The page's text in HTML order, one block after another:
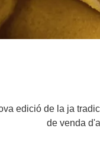
edició de la ja
de venda